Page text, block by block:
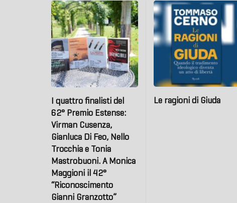
I quattro finalisti del
62° Premio Estense:
Virman Cusenza,
Gianluca Di Feo, Nello
Trocchia e Tonia
Mastrobuoni. A Monica
Maggioni il 42°
“Riconoscimento
Gianni Granzotto”
Le ragioni di Giuda